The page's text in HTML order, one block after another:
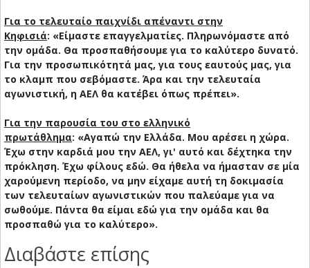
Για το τελευταίο παιχνίδι απέναντι στην
Κηφισιά: «Είμαστε επαγγελματίες. Πληρωνόμαστε από
την ομάδα. Θα προσπαθήσουμε για το καλύτερο δυνατό.
Για την προσωπικότητά μας, για τους εαυτούς μας, για
το κλαμπ που σεβόμαστε. Άρα και την τελευταία
αγωνιστική, η ΑΕΛ θα κατέβει όπως πρέπει».
Για την παρουσία του στο ελληνικό
πρωτάθλημα: «Αγαπώ την Ελλάδα. Μου αρέσει η χώρα.
Έχω στην καρδιά μου την ΑΕΛ, γι' αυτό και δέχτηκα την
πρόκληση. Έχω φίλους εδώ. Θα ήθελα να ήμασταν σε μία
χαρούμενη περίοδο, να μην είχαμε αυτή τη δοκιμασία
των τελευταίων αγωνιστικών που παλεύαμε για να
σωθούμε. Πάντα θα είμαι εδώ για την ομάδα και θα
προσπαθώ για το καλύτερο».
Διαβάστε επίσης